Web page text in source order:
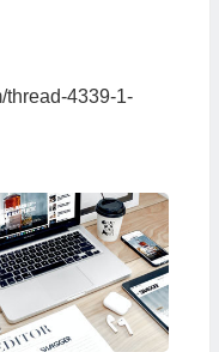
thread-4339-1-